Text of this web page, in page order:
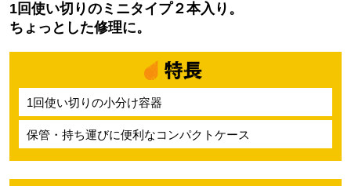
1回使い切りのミニタイプ２本入り。
ちょっとした修理に。
1回使い切りの小分け容器
保管・持ち運びに便利なコンパクトケース